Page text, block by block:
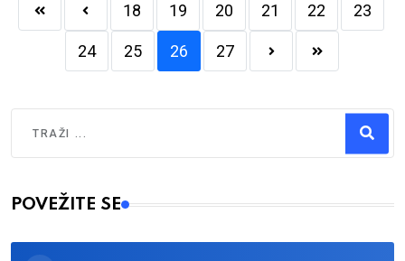
18 19 20 21 22 23
24 25 26 27
Type 2 or more characters for results.
POVEŽITE SE